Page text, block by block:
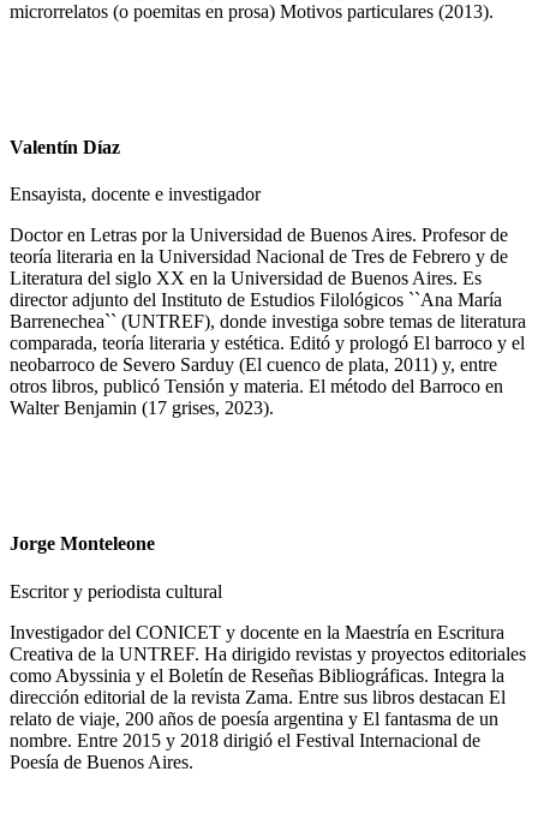
microrrelatos (o poemitas en prosa) Motivos particulares (2013).
Valentín Díaz
Ensayista, docente e investigador
Doctor en Letras por la Universidad de Buenos Aires. Profesor de
teoría literaria en la Universidad Nacional de Tres de Febrero y de
Literatura del siglo XX en la Universidad de Buenos Aires. Es
director adjunto del Instituto de Estudios Filológicos ``Ana María
Barrenechea`` (UNTREF), donde investiga sobre temas de literatura
comparada, teoría literaria y estética. Editó y prologó El barroco y el
neobarroco de Severo Sarduy (El cuenco de plata, 2011) y, entre
otros libros, publicó Tensión y materia. El método del Barroco en
Walter Benjamin (17 grises, 2023).
Jorge Monteleone
Escritor y periodista cultural
Investigador del CONICET y docente en la Maestría en Escritura
Creativa de la UNTREF. Ha dirigido revistas y proyectos editoriales
como Abyssinia y el Boletín de Reseñas Bibliográficas. Integra la
dirección editorial de la revista Zama. Entre sus libros destacan El
relato de viaje, 200 años de poesía argentina y El fantasma de un
nombre. Entre 2015 y 2018 dirigió el Festival Internacional de
Poesía de Buenos Aires.